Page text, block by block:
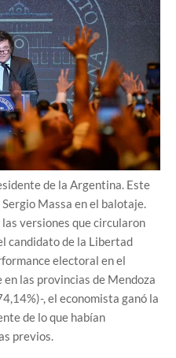
de la Argentina. Este
Massa en el balotaje.
versiones que circularon
candidato de la Libertad
electoral en el
las provincias de Mendoza
, el economista ganó la
de lo que habían
previos.